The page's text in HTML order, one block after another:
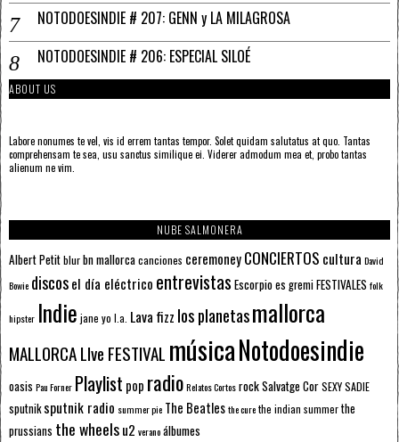
NOTODOESINDIE # 207: GENN y LA MILAGROSA
NOTODOESINDIE # 206: ESPECIAL SILOÉ
ABOUT US
Labore nonumes te vel, vis id errem tantas tempor. Solet quidam salutatus at quo. Tantas
comprehensam te sea, usu sanctus similique ei. Viderer admodum mea et, probo tantas
alienum ne vim.
NUBE SALMONERA
Albert Petitblurbn mallorcacanciones ceremoneyCONCIERTOS cultura David
Bowie discosel día eléctrico entrevistas Escorpioes gremiFESTIVALES folk
hipster Indie jane yo l.a. Lava fizz los planetasmallorca
MALLORCA LIve FESTIVAL músicaNotodoesindie
oasis Pau Forner Playlist pop radioRelatos CortosrockSalvatge CorSEXY SADIE
sputnik sputnik radio summer pie The Beatlesthe curethe indian summerthe
prussians the wheelsu2 veranoálbumes